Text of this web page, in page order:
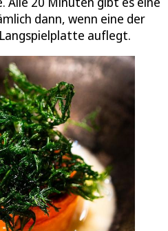
dann, wenn eine der
auflegt.